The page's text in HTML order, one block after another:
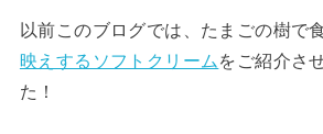
以前このブログでは、たまごの樹で
映えするソフトクリームをご紹介さ
た！